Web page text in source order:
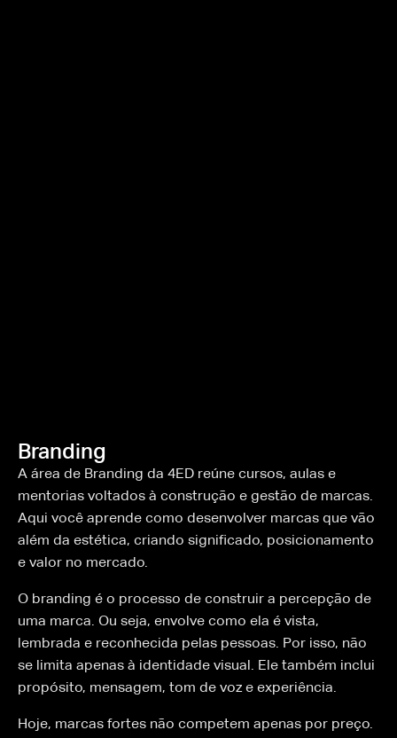
Branding
A área de Branding da 4ED reúne cursos, aulas e
mentorias voltados à construção e gestão de marcas.
Aqui você aprende como desenvolver marcas que vão
além da estética, criando significado, posicionamento
e valor no mercado.
O branding é o processo de construir a percepção de
uma marca. Ou seja, envolve como ela é vista,
lembrada e reconhecida pelas pessoas. Por isso, não
se limita apenas à identidade visual. Ele também inclui
propósito, mensagem, tom de voz e experiência.
Hoje, marcas fortes não competem apenas por preço.